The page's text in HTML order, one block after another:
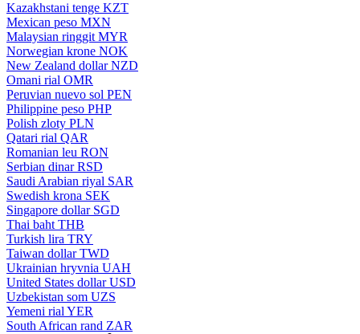
Kazakhstani tenge KZT
Mexican peso MXN
Malaysian ringgit MYR
Norwegian krone NOK
New Zealand dollar NZD
Omani rial OMR
Peruvian nuevo sol PEN
Philippine peso PHP
Polish zloty PLN
Qatari rial QAR
Romanian leu RON
Serbian dinar RSD
Saudi Arabian riyal SAR
Swedish krona SEK
Singapore dollar SGD
Thai baht THB
Turkish lira TRY
Taiwan dollar TWD
Ukrainian hryvnia UAH
United States dollar USD
Uzbekistan som UZS
Yemeni rial YER
South African rand ZAR